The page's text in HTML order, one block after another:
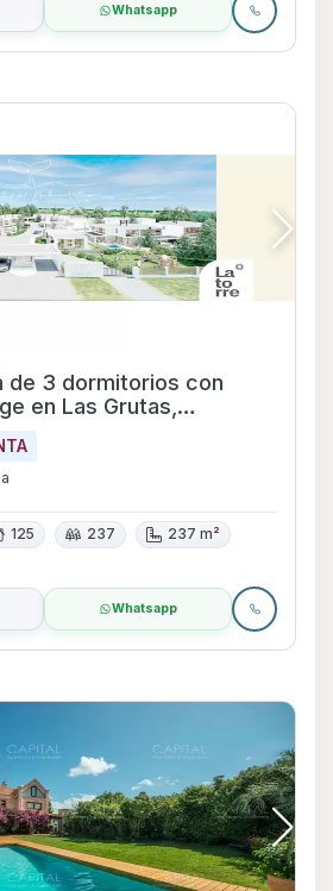
Whatsapp
de 3 dormitorios con
en Las Grutas,
125 237
237 m²
Whatsapp